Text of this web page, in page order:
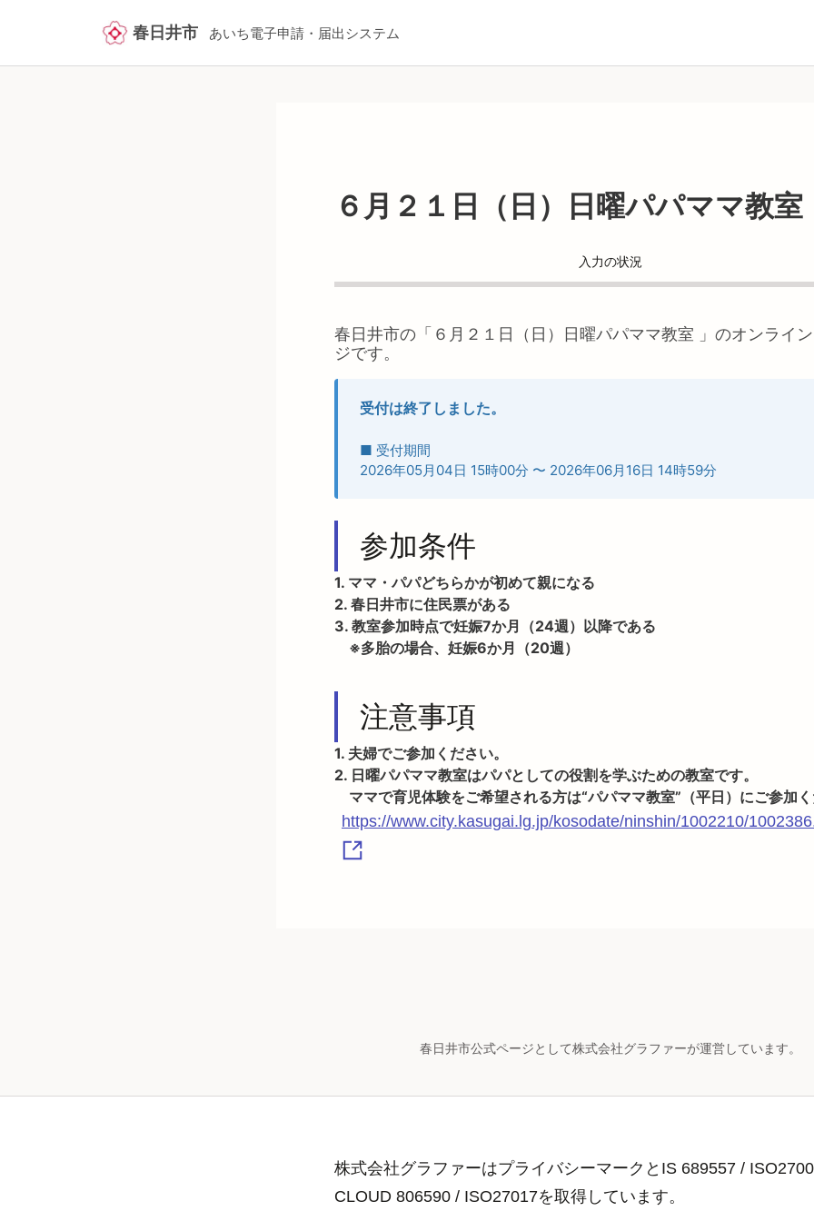
春日井市 あいち電子申請・届出システム
６月２１日（日）日曜パパママ教室
入力の状況
春日井市の「 ６月２１日（日）日曜パパママ教室 」のオンライ
ジです。
受付は終了しました。
■ 受付期間
2026年05月04日 15時00分 〜 2026年06月16日 14時59分
参加条件
1. ママ・パパどちらかが初めて親になる
2. 春日井市に住民票がある
3. 教室参加時点で妊娠7か月（24週）以降である
※多胎の場合、妊娠6か月（20週）
注意事項
1. 夫婦でご参加ください。
2. 日曜パパママ教室はパパとしての役割を学ぶための教室です。
ママで育児体験をご希望される方は“パパママ教室”（平日）にご参加
https://www.city.kasugai.lg.jp/kosodate/ninshin/1002210/
春日井市公式ページとして株式会社グラファーが運営しています。
株式会社グラファーはプライバシーマークとIS 689557 /
CLOUD 806590 / ISO27017を取得しています。